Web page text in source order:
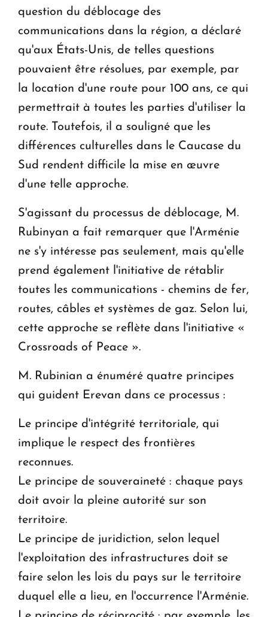
question du déblocage des
communications dans la région, a déclaré
qu'aux États-Unis, de telles questions
pouvaient être résolues, par exemple, par
la location d'une route pour 100 ans, ce qui
permettrait à toutes les parties d'utiliser la
route. Toutefois, il a souligné que les
différences culturelles dans le Caucase du
Sud rendent difficile la mise en œuvre
d'une telle approche.
S'agissant du processus de déblocage, M.
Rubinyan a fait remarquer que l'Arménie
ne s'y intéresse pas seulement, mais qu'elle
prend également l'initiative de rétablir
toutes les communications - chemins de fer,
routes, câbles et systèmes de gaz. Selon lui,
cette approche se reflète dans l'initiative «
Crossroads of Peace ».
M. Rubinian a énuméré quatre principes
qui guident Erevan dans ce processus :
Le principe d'intégrité territoriale, qui
implique le respect des frontières
reconnues.
Le principe de souveraineté : chaque pays
doit avoir la pleine autorité sur son
territoire.
Le principe de juridiction, selon lequel
l'exploitation des infrastructures doit se
faire selon les lois du pays sur le territoire
duquel elle a lieu, en l'occurrence l'Arménie.